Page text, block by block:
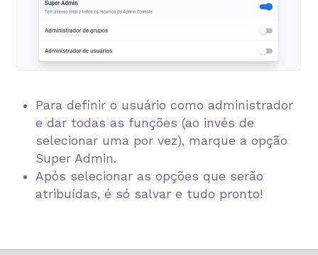
Para definir o usuário como administrador
e dar todas as funções (ao invés de
selecionar uma por vez), marque a opção
Super Admin.
Após selecionar as opções que serão
atribuídas, é só salvar e tudo pronto!